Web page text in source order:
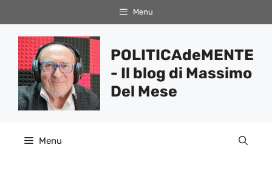
al
contenuto
Menu
POLITICAdeMENTE
- Il blog di Massimo
Del Mese
Menu